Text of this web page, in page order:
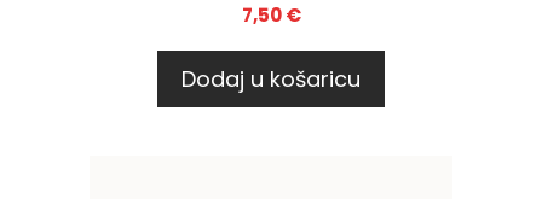
7,50€
Dodaj u košaricu